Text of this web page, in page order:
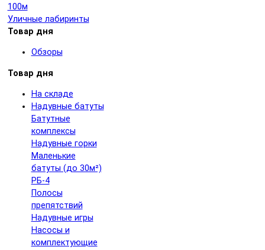
100м
Уличные лабиринты
Товар дня
Обзоры
Товар дня
На складе
Надувные батуты
Батутные
комплексы
Надувные горки
Маленькие
батуты (до 30м²)
РБ-4
Полосы
препятствий
Надувные игры
Насосы и
комплектующие